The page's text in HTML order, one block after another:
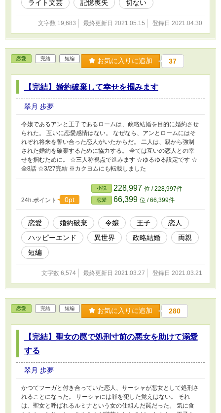
ありがとうございます！
ライト文芸 記憶喪失 切ない
文字数 19,683 最終更新日 2021.05.15 登録日 2021.04.30
恋愛 完結 短編 お気に入りに追加 37
【完結】婚約破棄して幸せを掴みます
翠月 歩夢
令嬢であるアンと王子であるロームは、政略結婚を目的に婚約させ
られた。 互いに恋愛感情はない。 なぜなら、アンとロームにはそ
れぞれ将来を誓い合った恋人がいたからだ。 二人は、親から強制
された婚約を破棄するために協力する。 全ては互いの恋人との幸
せを掴むために。 ☆三人称視点で進みます ☆ゆるゆる設定です ☆
全8話 ☆3/27完結 ※カクヨムにも転載しました
24h.ポイント 0pt
小説 228,997 位 / 228,997件
恋愛 66,399 位 / 66,399件
恋愛 婚約破棄 令嬢 王子
恋人
ハッピーエンド
異世界 政略結婚
両親
短編
文字数 6,574 最終更新日 2021.03.27 登録日 2021.03.21
恋愛 完結 短編 お気に入りに追加 280
【完結】聖女の罠で処刑寸前の悪女を助けて溺愛
する
翠月 歩夢
かつてフーガと付き合っていた恋人、サーシャが悪女として処刑さ
れることになった。 サーシャには罪を犯した覚えはない。 それ
は、聖女と呼ばれるルミナという女の仕組んだ罠だった。 気に食